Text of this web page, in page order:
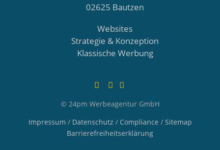
02625 Bautzen
Websites
Strategie & Konzeption
Klassische Werbung
FacebookInstagram
© 24pm Werbeagentur GmbH
Impressum / Datenschutz / Compliance / Sitemap
Barrierefreiheitserklärung